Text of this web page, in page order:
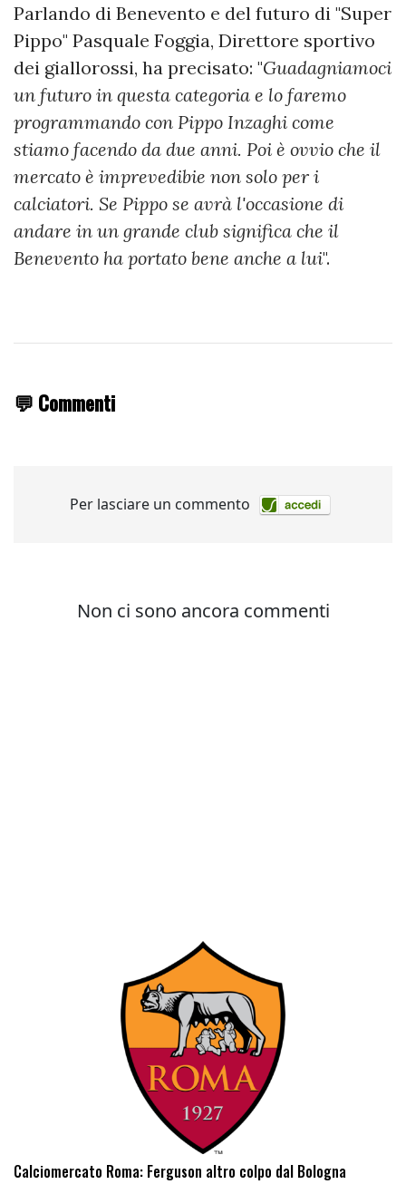
Parlando di Benevento e del futuro di "Super
Pippo" Pasquale Foggia, Direttore sportivo
dei giallorossi, ha precisato: "Guadagniamoci
un futuro in questa categoria e lo faremo
programmando con Pippo Inzaghi come
stiamo facendo da due anni. Poi è ovvio che il
mercato è imprevedibie non solo per i
calciatori. Se Pippo se avrà l'occasione di
andare in un grande club significa che il
Benevento ha portato bene anche a lui".
💬 Commenti
Calciomercato Roma: Ferguson altro colpo dal Bologna